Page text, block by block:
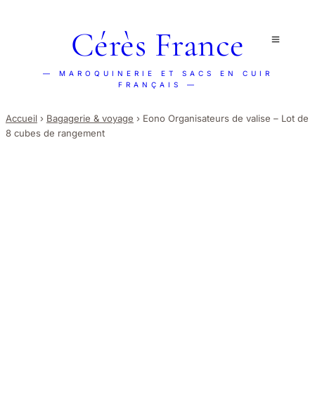
Cérès France
— MAROQUINERIE ET SACS EN CUIR
FRANÇAIS —
Accueil › Bagagerie & voyage › Eono Organisateurs de valise – Lot de
8 cubes de rangement